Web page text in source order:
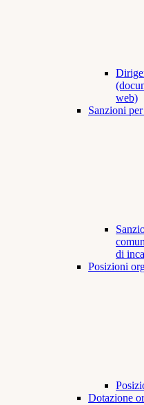
web)
Sanzioni
di
Posizioni
Dotazione